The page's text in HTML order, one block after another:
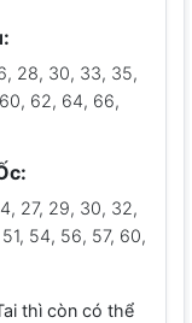
28, 30, 33, 35,
62, 64, 66,
27, 29, 30, 32,
54, 56, 57, 60,
thì còn có thể